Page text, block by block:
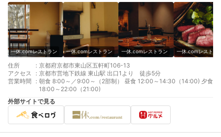
一休.comレストラン 一休.comレストラン 一休.comレストラン 一休.comレストラ
住所 : 京都府京都市東山区五軒町106-13
アクセス
: 京都市営地下鉄線 東山駅 出口1より 徒歩5分
営業時間
: 朝食 8:00～／9:00～（2部制） 昼食 12:00～14:30（14:00) 夕食
18:00～22:00（21:00)
外部サイトで見る